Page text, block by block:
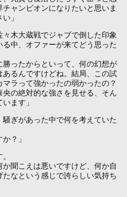
ャンピオンになりたいと思いま
」
木大蔵戦でジャブで倒した印象
中、オファーが来てどう思った
勝ったからといって、何の幻想が
るんですけどね。結局、この試
ラって強かったの弱かったの？
の絶対的な強さを見せる、そん
ます」
ぎがあった中で何を考えていた
？」
か聞こえは悪いですけど、何か自
なという感じで誇らしい気持ち